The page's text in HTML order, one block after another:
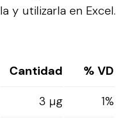
y utilizarla en Excel.
Cantidad
% VD
3 µg 1%